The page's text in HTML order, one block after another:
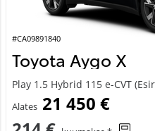
#CA09891840
Toyota Aygo X
Play 1.5 Hybrid 115 e-CVT
Alates 21 450 €